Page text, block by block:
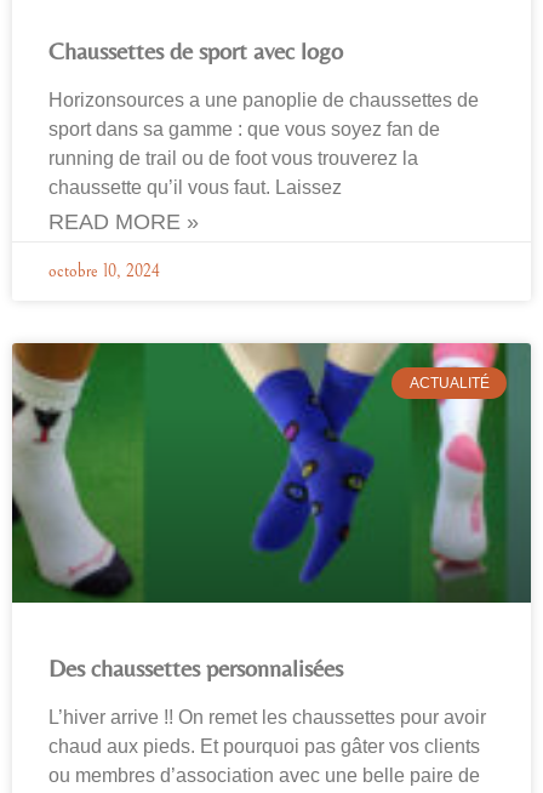
Chaussettes de sport avec logo
Horizonsources a une panoplie de chaussettes de
sport dans sa gamme : que vous soyez fan de
running de trail ou de foot vous trouverez la
chaussette qu’il vous faut. Laissez
READ MORE »
octobre 10, 2024
ACTUALITÉ
Des chaussettes personnalisées
L’hiver arrive !! On remet les chaussettes pour avoir
chaud aux pieds. Et pourquoi pas gâter vos clients
ou membres d’association avec une belle paire de